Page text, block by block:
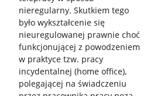
nieregularny. Skutkiem tego
było wykształcenie się
nieuregulowanej prawnie choć
funkcjonującej z powodzeniem
w praktyce tzw. pracy
incydentalnej (home office),
polegającej na świadczeniu